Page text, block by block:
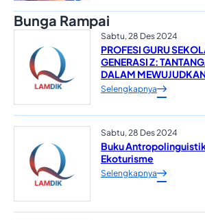
Bunga Rampai
Sabtu, 28 Des 2024
PROFESI GURU
GENERASI Z:
DALAM
MANUSIA YANG
Selengkapnya
Sabtu, 28 Des 2024
Buku
Ekoturisme
Selengkapnya